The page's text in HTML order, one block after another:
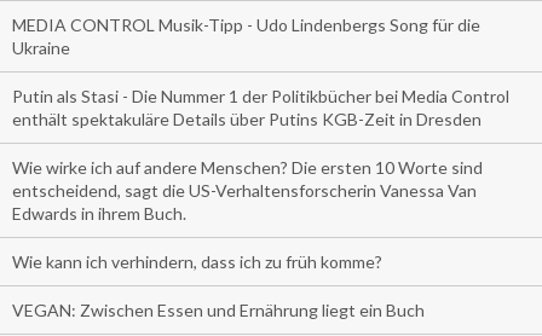
MEDIA CONTROL Musik-Tipp - Udo Lindenbergs Song für die
Ukraine
Putin als Stasi - Die Nummer 1 der Politikbücher bei Media Control
enthält spektakuläre Details über Putins KGB-Zeit in Dresden
Wie wirke ich auf andere Menschen? Die ersten 10 Worte sind
entscheidend, sagt die US-Verhaltensforscherin Vanessa Van
Edwards in ihrem Buch.
Wie kann ich verhindern, dass ich zu früh komme?
VEGAN: Zwischen Essen und Ernährung liegt ein Buch